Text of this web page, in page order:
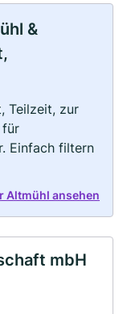
&
Teilzeit, zur
für
Einfach filtern
Altmühl ansehen
mbH